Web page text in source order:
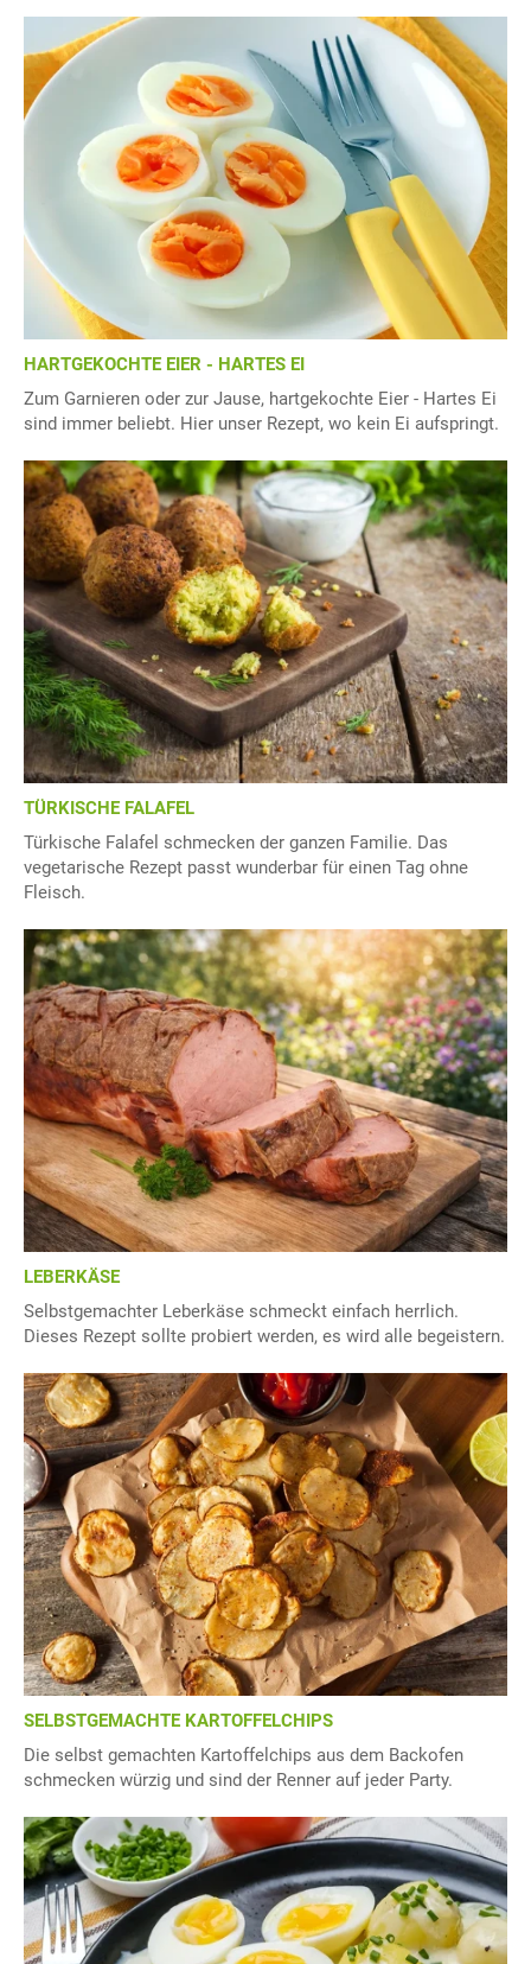
HARTGEKOCHTE EIER - HARTES EI
Zum Garnieren oder zur Jause, hartgekochte Eier - Hartes Ei
sind immer beliebt. Hier unser Rezept, wo kein Ei aufspringt.
TÜRKISCHE FALAFEL
Türkische Falafel schmecken der ganzen Familie. Das
vegetarische Rezept passt wunderbar für einen Tag ohne
Fleisch.
LEBERKÄSE
Selbstgemachter Leberkäse schmeckt einfach herrlich.
Dieses Rezept sollte probiert werden, es wird alle begeistern.
SELBSTGEMACHTE KARTOFFELCHIPS
Die selbst gemachten Kartoffelchips aus dem Backofen
schmecken würzig und sind der Renner auf jeder Party.